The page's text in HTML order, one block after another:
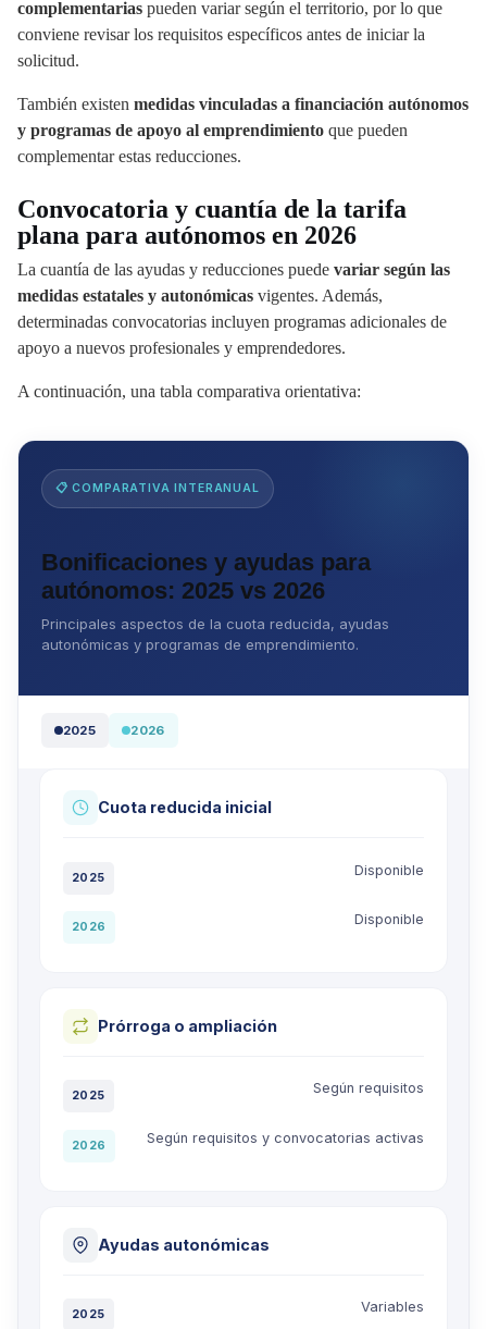
complementarias pueden variar según el territorio, por lo que
conviene revisar los requisitos específicos antes de iniciar la
solicitud.
También existen medidas vinculadas a financiación autónomos
y programas de apoyo al emprendimiento que pueden
complementar estas reducciones.
Convocatoria y cuantía de la tarifa
plana para autónomos en 2026
La cuantía de las ayudas y reducciones puede variar según las
medidas estatales y autonómicas vigentes. Además,
determinadas convocatorias incluyen programas adicionales de
apoyo a nuevos profesionales y emprendedores.
A continuación, una tabla comparativa orientativa:
📋 COMPARATIVA INTERANUAL
Bonificaciones y ayudas para
autónomos: 2025 vs 2026
Principales aspectos de la cuota reducida, ayudas
autonómicas y programas de emprendimiento.
2025 2026
Cuota reducida inicial
2025 Disponible
2026 Disponible
Prórroga o ampliación
2025 Según requisitos
2026 Según requisitos y convocatorias activas
Ayudas autonómicas
2025 Variables